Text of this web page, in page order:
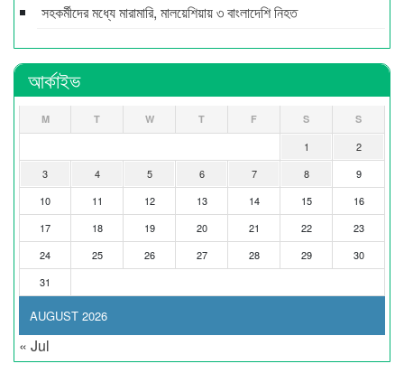
সহকর্মীদের মধ্যে মারামারি, মালয়েশিয়ায় ৩ বাংলাদেশি নিহত
আর্কাইভ
AUGUST 2026
M T W T F S S
1
2
3
4 5 6 7 8
9
10
11 12 13 14 15
16
17
18 19 20 21 22
23
24
25 26 27 28 29
30
31
« Jul